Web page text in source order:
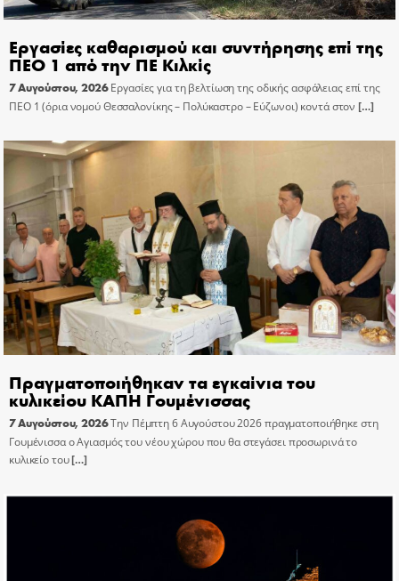
Εργασίες καθαρισμού και συντήρησης επί της
ΠΕΟ 1 από την ΠΕ Κιλκίς
7 Αυγούστου, 2026 Εργασίες για τη βελτίωση της οδικής ασφάλειας επί της
ΠΕΟ 1 (όρια νομού Θεσσαλονίκης – Πολύκαστρο – Εύζωνοι) κοντά στον […]
Πραγματοποιήθηκαν τα εγκαίνια του
κυλικείου ΚΑΠΗ Γουμένισσας
7 Αυγούστου, 2026Την Πέμπτη 6 Αυγούστου 2026 πραγματοποιήθηκε στη
Γουμένισσα ο Αγιασμός του νέου χώρου που θα στεγάσει προσωρινά το
κυλικείο του[…]